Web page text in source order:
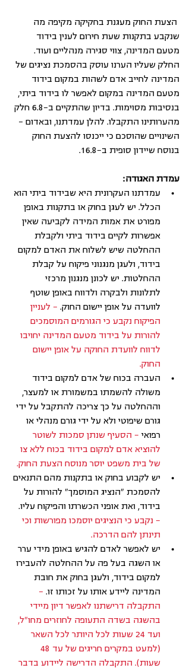
הצעת החוק מעגנת בחקיקה מקיפה מה
שנקבע בתקנות שעת חירום לענין בידוד
מטעם המדינה, צווי סגירה מנהליים ועוד.
החלק שעליו הערנו עוסק בהסמכת נציגים של
המדינה לחייב אדם לשהות במקום בידוד
מטעם המדינה במקום לאפשר לו בידוד ביתי,
בנסיבות מסוימות. בדיון שהתקיים ב-6.8 חלק
מהערותינו התקבלו. להלן עמדתנו, ובאדום –
השינויים שהוסכם כי ייכנסו להצעת החוק
בנוסח שיידון סופית ב-16.8.
עמדת האגודה:
עמדתנו העקרונית היא שבידוד ביתי הוא
הכלל. יש לעגן בחוק או בתקנות באופן
מפורט את אמות המידה לקביעה שאין
אפשרות לקיים בידוד ביתי ולקבלת
ההחלטה שיש לשלוח את האדם למקום
בידוד, ולעגן מנגנוני פיקוח על קבלת
ההחלטות. יש לכונן מנגנון מרכזי
לתלונות ולבקרה ולדווח באופן שוטף
לוועדה על אופן יישום החוק. – לעניין
הפיקוח נקבע כי הגורמים המוסמכים
להורות על בידוד מטעם המדינה יחויבו
לדווח לוועדת החוקה על אופן יישום
החוק.
העברה בכוח של אדם למקום בידוד
משולה להשמתו במשמורת או למעצר,
וההחלטה על כך צריכה להתקבל על ידי
גורם שיפוטי ולא על ידי גורם מנהלי או
רפואי – הסעיף שנתן סמכות לשוטר
להוציא אדם למקום בידוד בכוח ללא צו
של בית משפט יוסר מנוסח הצעת החוק.
יש לקבוע בחוק או בתקנות מהם התנאים
להסמכת "הנציג המוסמך" להורות על
בידוד, ואת אופני הכשרתו והפיקוח עליו.
– נקבע כי הנציגים יוסמכו מפורשות וכי
תינתן להם הדרכה.
יש לאפשר לאדם להגיש באופן מידי ערר
או השגה בעל פה על ההחלטה להעבירו
למקום בידוד, ולעגן בחוק את חובת
המדינה ליידע אותו על זכותו זו. –
התקבלה דרישתנו לאפשר דיון מיידי
בהשגה בשדה התעופה לחוזרים מחו"ל,
ועד 24 שעות לכל היותר לכל השאר
שעות). התקבלה הדרישה ליידוע בדבר